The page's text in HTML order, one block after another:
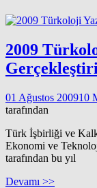
2009
01 Ağustos 200910
tarafından
Türk İşbirliği ve
Ekonomi ve
tarafından bu yıl
Devamı >>